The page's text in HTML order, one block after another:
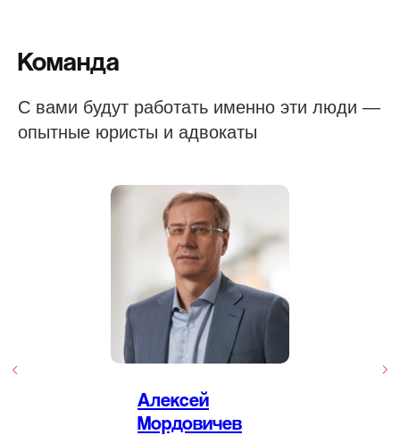
Команда
С вами будут работать именно эти люди —
опытные юристы и адвокаты
Алексей
Мордовичев